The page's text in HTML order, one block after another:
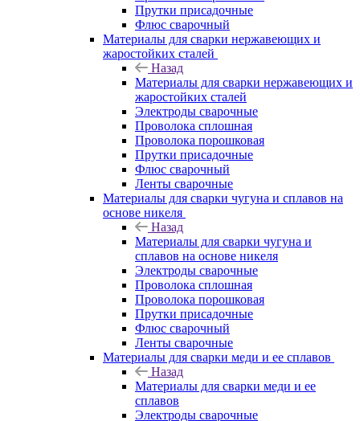
Прутки присадочные
Флюс сварочный
Материалы для сварки нержавеющих и
жаростойких сталей
Назад
Материалы для сварки нержавеющих и
жаростойких сталей
Электроды сварочные
Проволока сплошная
Проволока порошковая
Прутки присадочные
Флюс сварочный
Ленты сварочные
Материалы для сварки чугуна и сплавов на
основе никеля
Назад
Материалы для сварки чугуна и
сплавов на основе никеля
Электроды сварочные
Проволока сплошная
Проволока порошковая
Прутки присадочные
Флюс сварочный
Ленты сварочные
Материалы для сварки меди и ее сплавов
Назад
Материалы для сварки меди и ее
сплавов
Электроды сварочные